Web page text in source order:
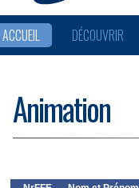
ACCUEIL DÉCOUVRIR
Animation